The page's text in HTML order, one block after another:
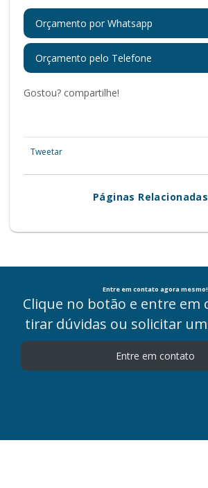
Orçamento por Whatsapp
Orçamento pelo Telefone
Gostou? compartilhe!
Tweetar
Páginas Relacionadas
Entre em contato agora mesmo!
Clique no botão e entre em
tirar dúvidas ou solicitar
Entre em contato